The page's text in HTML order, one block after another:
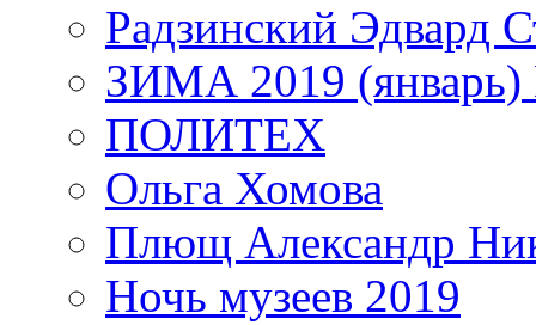
Радзинский Эдвард
ЗИМА 2019 (январь)
ПОЛИТЕХ
Ольга Хомова
Плющ Александр
Ночь музеев 2019